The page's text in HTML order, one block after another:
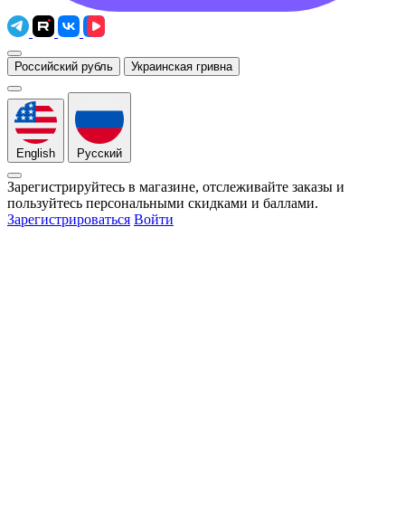
Российский рубль Украинская гривна
English Русский
Зарегистрируйтесь в магазине, отслеживайте заказы и
пользуйтесь персональными скидками и баллами.
Зарегистрироваться Войти